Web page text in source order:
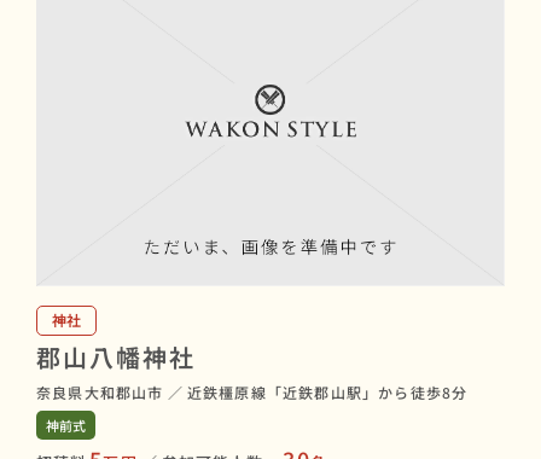
神社
郡山八幡神社
奈良県大和郡山市 ／ 近鉄橿原線「近鉄郡山駅」から徒歩8分
神前式